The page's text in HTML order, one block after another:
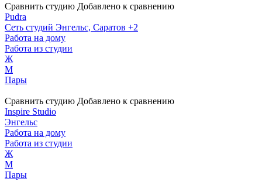
Сравнить студию Добавлено к сравнению
Pudra
Сеть студий Энгельс, Саратов +2
Работа на дому
Работа из студии
Ж
М
Пары
Сравнить студию Добавлено к сравнению
Inspire Studio
Энгельс
Работа на дому
Работа из студии
Ж
М
Пары